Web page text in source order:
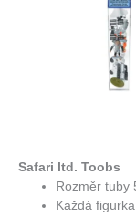
Safari ltd. Toobs
Rozměr tuby
Každá